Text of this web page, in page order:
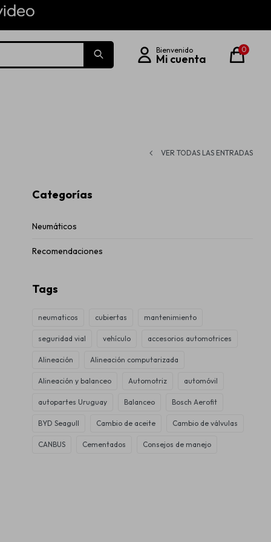
0
VER TODAS LAS ENTRADAS
Categorías
Neumáticos
Recomendaciones
Tags
neumaticos cubiertas mantenimiento
seguridad vial vehículo accesorios automotrices
Alineación Alineación computarizada
Alineación y balanceo Automotriz automóvil
autopartes Uruguay Balanceo Bosch Aerofit
BYD Seagull Cambio de aceite Cambio de válvulas
CANBUS Cementados Consejos de manejo